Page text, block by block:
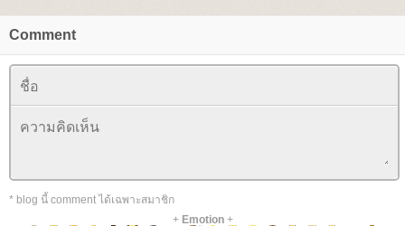
Comment
* blog นี้ comment ได้เฉพาะสมาชิก
+ Emotion+